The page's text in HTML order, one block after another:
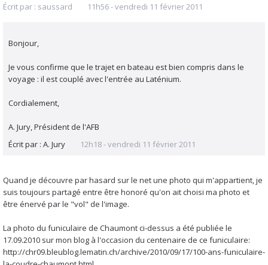
Écrit par : saussard 11h56-vendredi 11 février 2011
Bonjour,
Je vous confirme que le trajet en bateau est bien compris dans le
voyage : il est couplé avec l'entrée au Laténium.
Cordialement,
A. Jury, Président de l'AFB
Écrit par :A. Jury 12h18-vendredi 11 février 2011
Quand je découvre par hasard sur le net une photo qui m'appartient, je
suis toujours partagé entre être honoré qu'on ait choisi ma photo et
être énervé par le "vol" de l'image.
La photo du funiculaire de Chaumont ci-dessus a été publiée le
17.09.2010 sur mon blog à l'occasion du centenaire de ce funiculaire:
http://chr09.bleublog.lematin.ch/archive/2010/09/17/100-ans-funiculaire-